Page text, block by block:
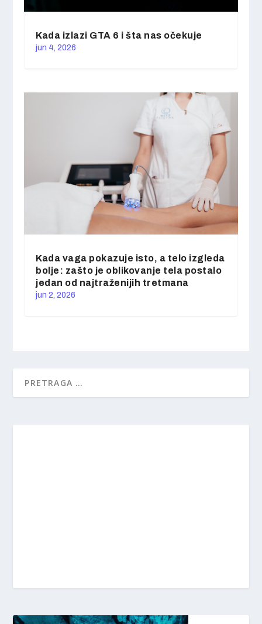
Kada izlazi GTA 6 i šta nas očekuje
jun 4, 2026
Kada vaga pokazuje isto, a telo izgleda
bolje: zašto je oblikovanje tela postalo
jedan od najtraženijih tretmana
jun 2, 2026